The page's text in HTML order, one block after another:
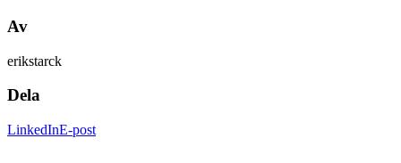
Av
erikstarck
Dela
LinkedInE-post